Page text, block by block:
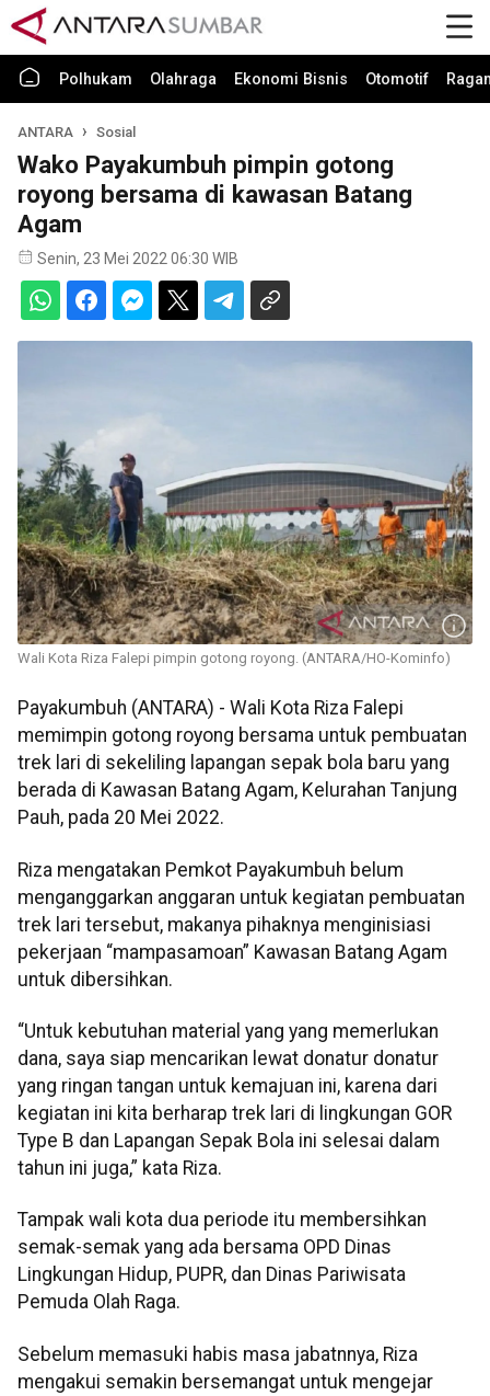
Polhukam Olahraga Ekonomi Bisnis Otomotif
ANTARA Sosial
Wako Payakumbuh pimpin gotong
royong bersama di kawasan Batang
Agam
Senin, 23 Mei 2022 06:30 WIB
Wali Kota Riza Falepi pimpin gotong royong. (ANTARA/HO-Kominfo)
Payakumbuh (ANTARA) - Wali Kota Riza Falepi
memimpin gotong royong bersama untuk pembuatan
trek lari di sekeliling lapangan sepak bola baru yang
berada di Kawasan Batang Agam, Kelurahan Tanjung
Pauh, pada 20 Mei 2022.
Riza mengatakan Pemkot Payakumbuh belum
menganggarkan anggaran untuk kegiatan pembuatan
trek lari tersebut, makanya pihaknya menginisiasi
pekerjaan “mampasamoan” Kawasan Batang Agam
untuk dibersihkan.
“Untuk kebutuhan material yang yang memerlukan
dana, saya siap mencarikan lewat donatur donatur
yang ringan tangan untuk kemajuan ini, karena dari
kegiatan ini kita berharap trek lari di lingkungan GOR
Type B dan Lapangan Sepak Bola ini selesai dalam
tahun ini juga,” kata Riza.
Tampak wali kota dua periode itu membersihkan
semak-semak yang ada bersama OPD Dinas
Lingkungan Hidup, PUPR, dan Dinas Pariwisata
Pemuda Olah Raga.
Sebelum memasuki habis masa jabatnnya, Riza
mengakui semakin bersemangat untuk mengejar